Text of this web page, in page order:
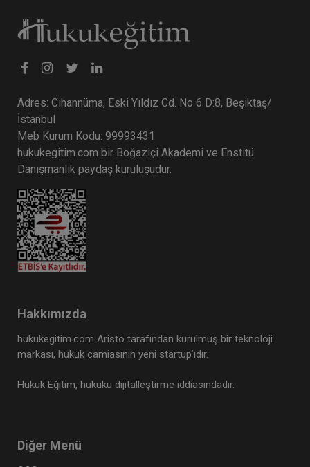
Adres: Cihannüma, Eski Yıldız Cd. No 6 D:8, Beşiktaş/
İstanbul
Meb Kurum Kodu: 99993431
hukukegitim.com bir Boğaziçi Akademi ve Enstitü
Danışmanlık paydaş kuruluşudur.
Hakkımızda
hukukegitim.com Aristo tarafından kurulmuş bir teknoloji
markası, hukuk camiasının yeni startup’ıdır.
Hukuk Eğitim, hukuku dijitalleştirme iddiasındadır.
Diğer Menü